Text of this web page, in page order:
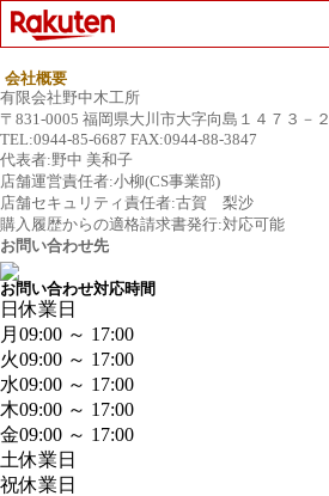
会社概要
有限会社野中木工所
〒831-0005 福岡県大川市大字向島１４７３－２
TEL:0944-85-6687 FAX:0944-88-3847
代表者:野中 美和子
店舗運営責任者:小柳(CS事業部)
店舗セキュリティ責任者:古賀 梨沙
購入履歴からの適格請求書発行:対応可能
お問い合わせ先
お問い合わせ対応時間
日休業日
月 09:00 ～ 17:00
火09:00 ～ 17:00
水09:00 ～ 17:00
木09:00 ～ 17:00
金09:00 ～ 17:00
土休業日
祝休業日